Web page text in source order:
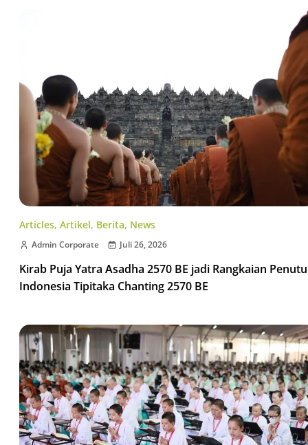
Articles, Artikel, Berita, News
Admin Corporate Juli 26, 2026
Kirab Puja Yatra Asadha 2570 BE jadi Rangkaian
Indonesia Tipitaka Chanting 2570 BE